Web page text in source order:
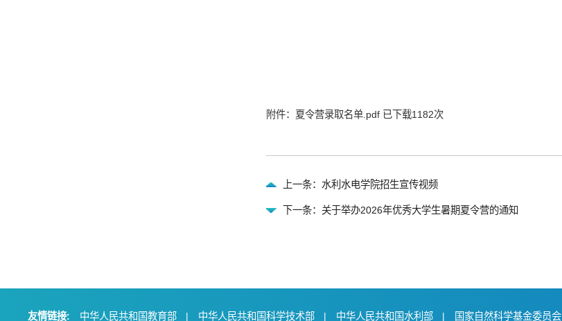
附件：夏令营录取名单.pdf已下载1182次
上一条：水利水电学院招生宣传视频
下一条：关于举办2026年优秀大学生暑期夏令营的通知
友情链接: 中华人民共和国教育部 | 中华人民共和国科学技术部 | 中华人民共和国水利部 | 国家自然科学基金委员会